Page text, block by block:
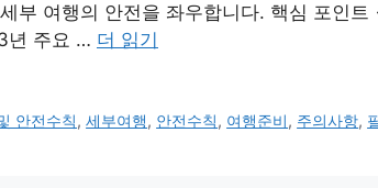
부 여행의 안전을 좌우합니다. 핵심 포인
년 주요 … 더 읽기
안전수칙,세부여행, 안전수칙, 여행준비, 주의사항,